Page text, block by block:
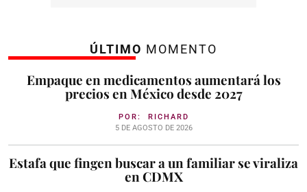
ÚLTIMO MOMENTO
Empaque en medicamentos aumentará los
precios en México desde 2027
POR: RICHARD
5 DE AGOSTO DE 2026
Estafa que fingen buscar a un familiar se viraliza
en CDMX